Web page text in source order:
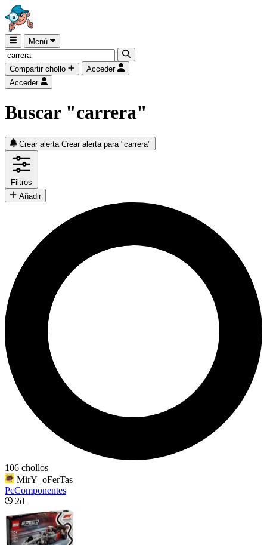
Menú
Compartir chollo
Acceder
Acceder
Buscar "carrera"
Crear alerta Crear alerta para "carrera"
Filtros
Añadir
106 chollos
MirY_oFerTas
PcComponentes
2d